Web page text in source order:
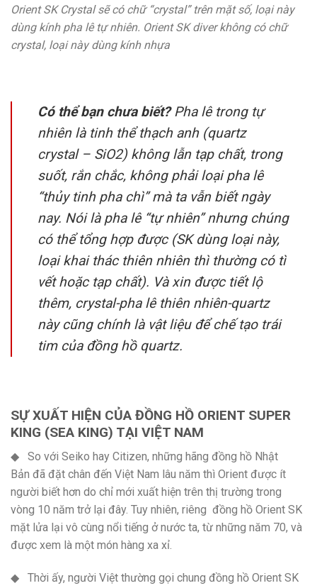
Orient SK Crystal sẽ có chữ “crystal” trên mặt số, loại này
dùng kính pha lê tự nhiên. Orient SK diver không có chữ
crystal, loại này dùng kính nhựa
Có thể bạn chưa biết?Pha lê trong tự
nhiên là tinh thể thạch anh (quartz
crystal – SiO2) không lẫn tạp chất, trong
suốt, rắn chắc, không phải loại pha lê
“thủy tinh pha chì” mà ta vẫn biết ngày
nay. Nói là pha lê “tự nhiên” nhưng chúng
có thể tổng hợp được (SK dùng loại này,
loại khai thác thiên nhiên thì thường có tì
vết hoặc tạp chất). Và xin được tiết lộ
thêm, crystal-pha lê thiên nhiên-quartz
này cũng chính là vật liệu để chế tạo trái
tim của đồng hồ quartz.
SỰ XUẤT HIỆN CỦA ĐỒNG HỒ ORIENT SUPER
KING (SEA KING) TẠI VIỆT NAM
◆ So với Seiko hay Citizen, những hãng đồng hồ Nhật
Bản đã đặt chân đến Việt Nam lâu năm thì Orient được ít
người biết hơn do chỉ mới xuất hiện trên thị trường trong
vòng 10 năm trở lại đây. Tuy nhiên, riêng đồng hồ Orient SK
mặt lửa lại vô cùng nổi tiếng ở nước ta, từ những năm 70, và
được xem là một món hàng xa xỉ.
◆ Thời ấy, người Việt thường gọi chung đồng hồ Orient SK